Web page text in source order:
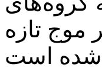
موج تازه